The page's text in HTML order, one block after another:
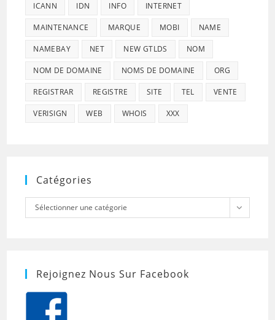
ICANN IDN INFO INTERNET
MAINTENANCE MARQUE MOBI NAME
NAMEBAY NET NEW GTLDS NOM
NOM DE DOMAINE NOMS DE DOMAINE ORG
REGISTRAR REGISTRE SITE TEL VENTE
VERISIGN WEB WHOIS XXX
Catégories
Catégories
Sélectionner une catégorie
Rejoignez Nous Sur Facebook